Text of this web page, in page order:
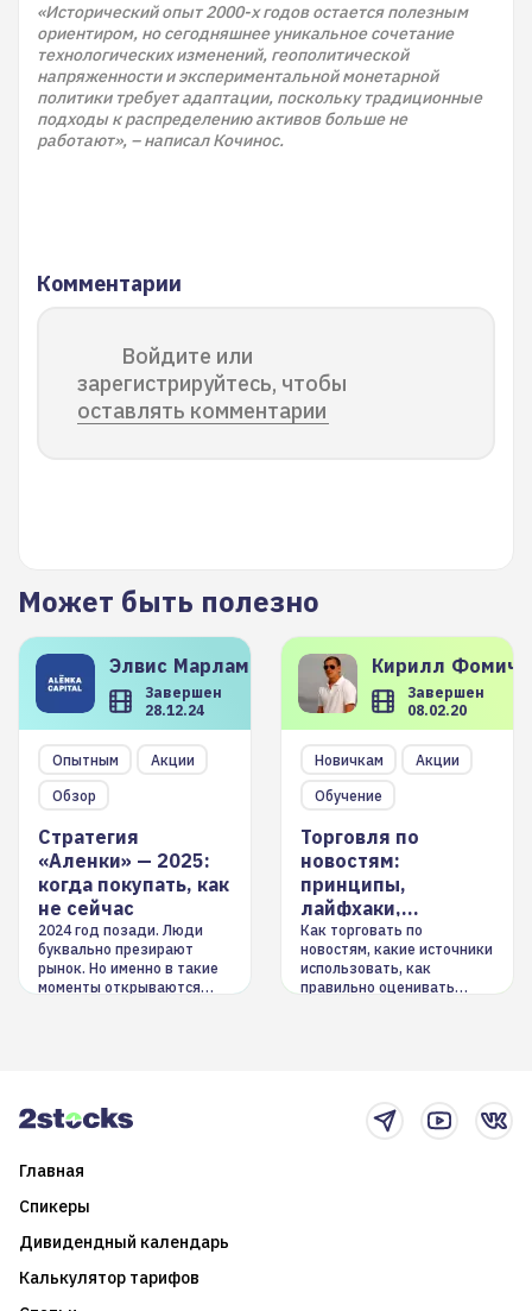
«Исторический опыт 2000-х годов остается полезным
ориентиром, но сегодняшнее уникальное сочетание
технологических изменений, геополитической
напряженности и экспериментальной монетарной
политики требует адаптации, поскольку традиционные
подходы к распределению активов больше не
работают», – написал Кочинос.
Комментарии
Войдите или
зарегистрируйтесь, чтобы
оставлять комментарии
Может быть полезно
Элвис Марламов
Завершен
28.12.24
Опытным
Акции
Обзор
Стратегия
«Аленки» — 2025:
когда покупать, как
не сейчас
2024 год позади. Люди
буквально презирают
рынок. Но именно в такие
моменты открываются
Кирилл
Завершен
08.02.20
Новичкам
Акции
Обучение
Торговля по
новостям:
принципы,
лайфхаки,
инструменты
Как торговать по
новостям, какие источники
использовать, как
правильно оценивать
Главная
Спикеры
Дивидендный календарь
Калькулятор тарифов